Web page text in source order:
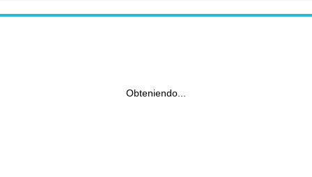
Obteniendo...